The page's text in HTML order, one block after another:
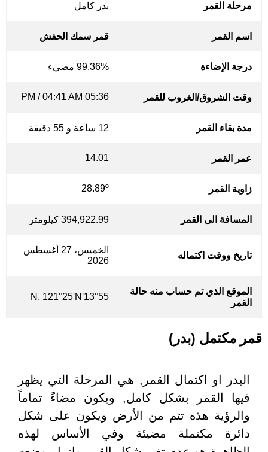
مرحلة القمر بدر كامل
اسم القمر قمر سمك الحفش
درجة الإضاءة 99.36% مضيء
وقت الشروق/الغروب للقمر 05:36 PM / 04:41 AM
مدة بقاء القمر 12 ساعة و 55 دقيقة
عمر القمر 14.01
زاوية القمر 28.89º
المسافة الى القمر 394,922.99 كيلومتر
تاريخ ووقت اكتماله
الخميس، 27 أغسطس
2026
الموقع الذي تم حساب منه حالة
القمر
13°55'N, 121°25'N
قمر مكتمل (بدر)
البدر او اكتمال القمر, هي المرحلة التي يظهر
فيها القمر بشكل كامل, ويكون مضاءً تماماً
والرؤية هذه تتم من الأرض ويكون على شكل
دائرة مكتملة مضيئة وفي الأساس لهذه